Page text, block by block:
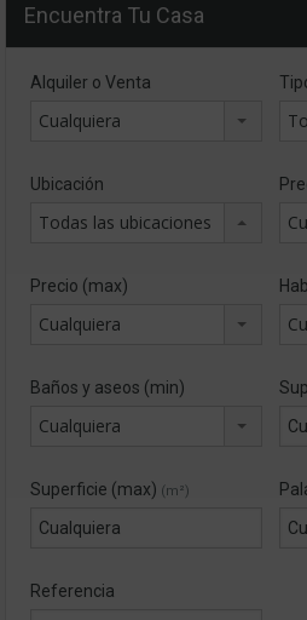
Encuentra Tu Casa
Alquiler o Venta
Cualquiera
Ubicación
Todas las ubicaciones
Precio (max)
Cualquiera
Baños y aseos (min)
Cualquiera
Superficie (max) (m²)
Referencia